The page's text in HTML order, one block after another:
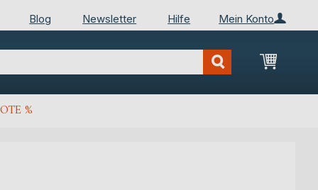
Mein Konto
Blog Newsletter Hilfe
Mein
%